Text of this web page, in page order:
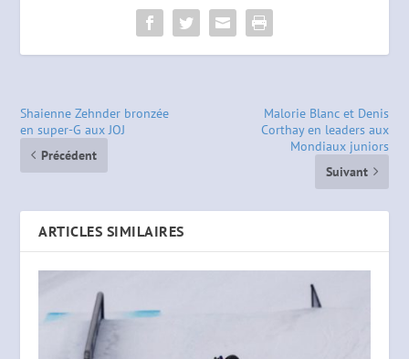
Shaienne Zehnder bronzée
en super-G aux JOJ
Précédent
Malorie Blanc et Denis
Corthay en leaders aux
Mondiaux juniors
Suivant
ARTICLES SIMILAIRES